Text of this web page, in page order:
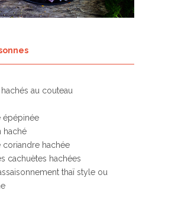
au couteau
épépinée
haché
coriandre hachée
cachuètes hachées
thaï style ou